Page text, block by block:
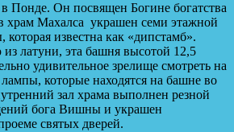
Понде. Он посвящен Богине богатства
храм Махалса украшен семи этажной
известна как «дипстамб».
латуни, эта башня высотой 12,5
удивительное зрелище смотреть на
которые находятся на башне во
зал храма выполнен резной
бога Вишны и украшен
святых дверей.